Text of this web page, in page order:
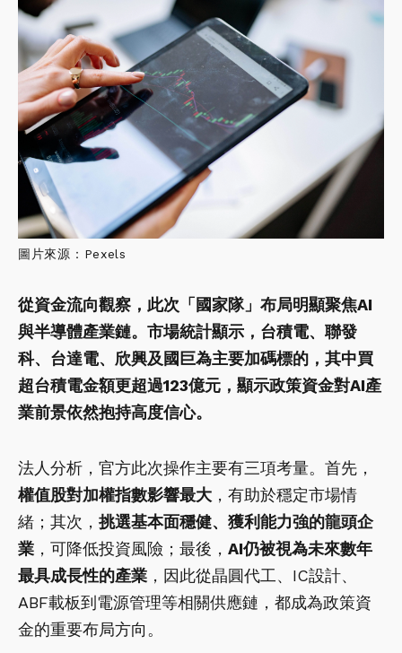
圖片來源：Pexels
從資金流向觀察，此次「國家隊」布局明顯聚焦AI
與半導體產業鏈。市場統計顯示，台積電、聯發
科、台達電、欣興及國巨為主要加碼標的，其中買
超台積電金額更超過123億元，顯示政策資金對AI產
業前景依然抱持高度信心。
法人分析，官方此次操作主要有三項考量。首先，
權值股對加權指數影響最大 ，有助於穩定市場情
緒；其次， 挑選基本面穩健、獲利能力強的龍頭企
業 ，可降低投資風險；最後， AI仍被視為未來數年
最具成長性的產業 ，因此從晶圓代工、IC設計、
ABF載板到電源管理等相關供應鏈，都成為政策資
金的重要布局方向。